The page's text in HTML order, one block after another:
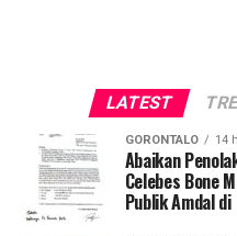
LATEST
GORONTALO 14
Abaikan
Celebes Bone
Publik Amdal